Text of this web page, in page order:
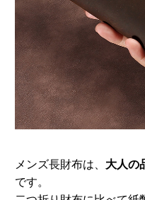
メンズ長財布は、 大人の
です。